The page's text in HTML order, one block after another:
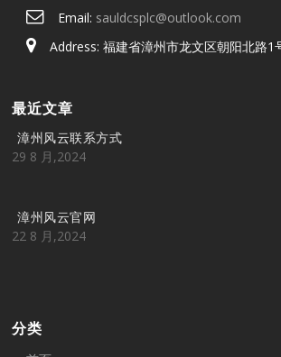
Email: sauldcsplc@outlook.com
Address: 福建省漳州市龙文区朝阳北路1
最近文章
漳州风云联系方式
29 8 月,2024
漳州风云官网
22 8 月,2024
分类